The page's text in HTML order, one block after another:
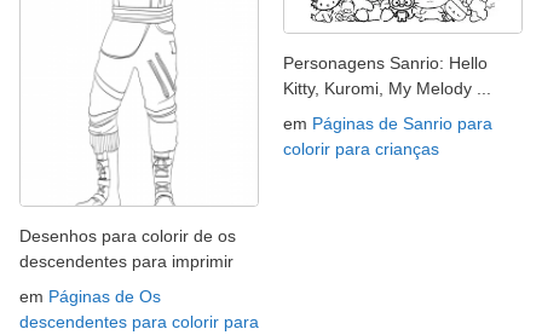
Desenhos para colorir de os
descendentes para imprimir
em Páginas de Os
descendentes para colorir para
Personagens Sanrio: Hello
Kitty, Kuromi, My Melody ...
em Páginas de Sanrio para
colorir para crianças